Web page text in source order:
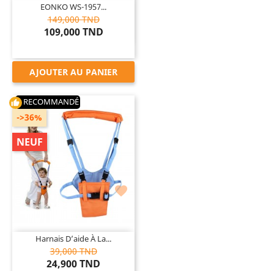
EONKO WS-1957...
149,000 TND
109,000 TND
AJOUTER AU PANIER

thumb_up RECOMMANDÉ
Harnais D’aide À La...
39,000 TND
24,900 TND
->36%
NEUF